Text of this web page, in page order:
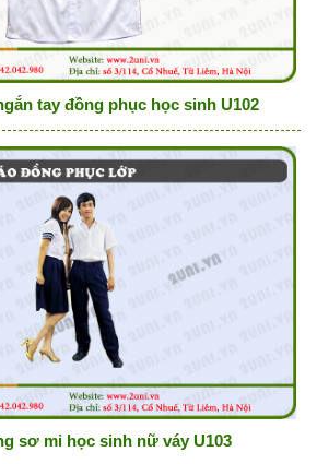
tay đồng phục học sinh U102
sơ mi học sinh nữ váy U103